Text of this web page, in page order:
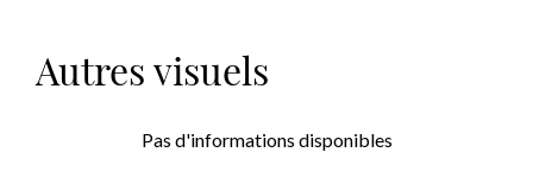
Autres visuels
Pas d'informations disponibles